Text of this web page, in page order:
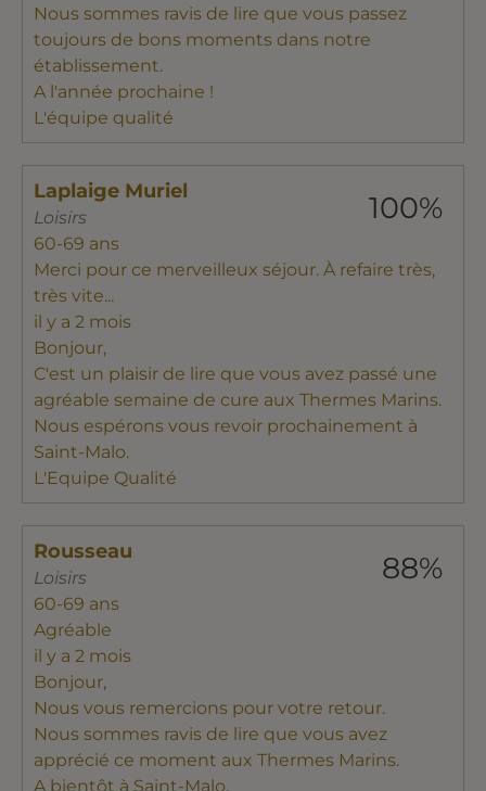
Nous sommes ravis de lire que vous passez
toujours de bons moments dans notre
établissement.
A l'année prochaine !
L'équipe qualité
Laplaige Muriel
Loisirs
60-69 ans
100%
Merci pour ce merveilleux séjour. À refaire très,
très vite...
il y a 2 mois
Bonjour,
C'est un plaisir de lire que vous avez passé une
agréable semaine de cure aux Thermes Marins.
Nous espérons vous revoir prochainement à
Saint-Malo.
L'Equipe Qualité
Rousseau
Loisirs
60-69 ans
88%
Agréable
il y a 2 mois
Bonjour,
Nous vous remercions pour votre retour.
Nous sommes ravis de lire que vous avez
apprécié ce moment aux Thermes Marins.
A bientôt à Saint-Malo.